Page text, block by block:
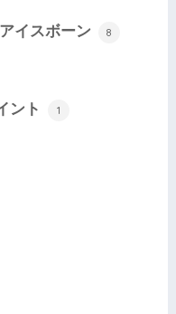
イスボーン 8
ント 1